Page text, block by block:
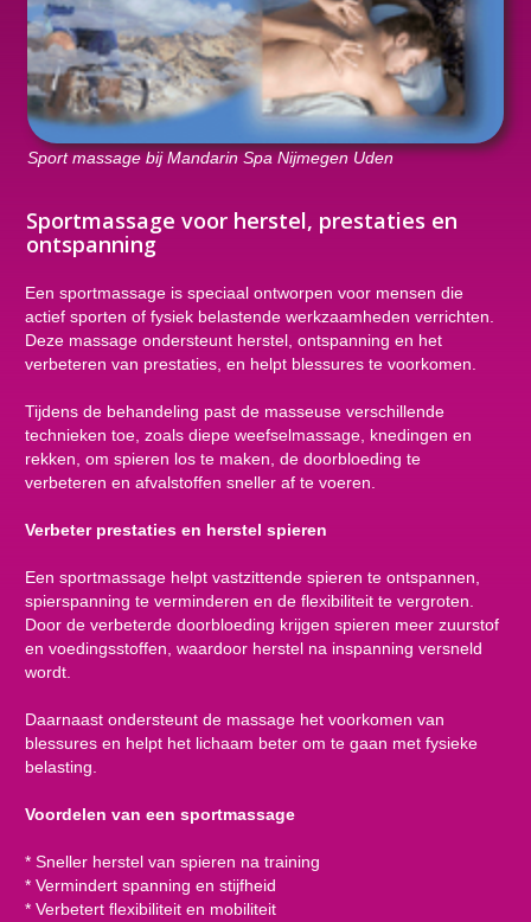
Sport massage bij Mandarin Spa Nijmegen Uden
Sportmassage voor herstel, prestaties en
ontspanning
Een sportmassage is speciaal ontworpen voor mensen die
actief sporten of fysiek belastende werkzaamheden verrichten.
Deze massage ondersteunt herstel, ontspanning en het
verbeteren van prestaties, en helpt blessures te voorkomen.
Tijdens de behandeling past de masseuse verschillende
technieken toe, zoals diepe weefselmassage, knedingen en
rekken, om spieren los te maken, de doorbloeding te
verbeteren en afvalstoffen sneller af te voeren.
Verbeter prestaties en herstel spieren
Een sportmassage helpt vastzittende spieren te ontspannen,
spierspanning te verminderen en de flexibiliteit te vergroten.
Door de verbeterde doorbloeding krijgen spieren meer zuurstof
en voedingsstoffen, waardoor herstel na inspanning versneld
wordt.
Daarnaast ondersteunt de massage het voorkomen van
blessures en helpt het lichaam beter om te gaan met fysieke
belasting.
Voordelen van een sportmassage
* Sneller herstel van spieren na training
* Vermindert spanning en stijfheid
* Verbetert flexibiliteit en mobiliteit